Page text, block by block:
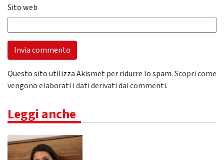
Sito web
Questo sito utilizza Akismet per ridurre lo spam.Scopri come
vengono elaborati i dati derivati dai commenti.
Leggi anche